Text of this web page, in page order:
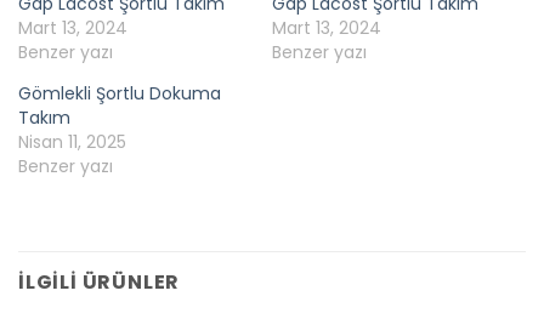
Mart 13, 2024
Benzer yazı
Mart 13, 2024
Benzer yazı
Gömlekli Şortlu Dokuma
Takım
Nisan 11, 2025
Benzer yazı
İLGILI ÜRÜNLER